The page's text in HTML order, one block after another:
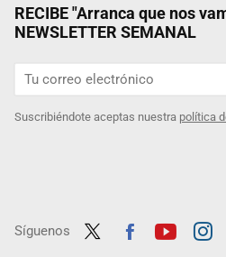
RECIBE "Arranca que nos
NEWSLETTER SEMANAL
Suscribiéndote aceptas nuestra política
Síguenos